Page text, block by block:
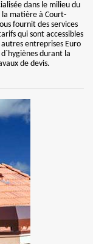
dans le milieu du
la matière à Court-
fournit des services
qui sont accessibles
entreprises Euro
durant la
de devis.